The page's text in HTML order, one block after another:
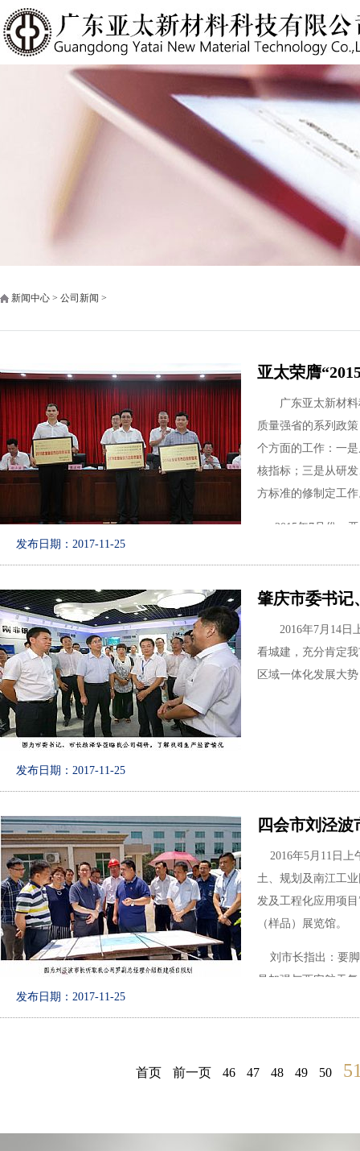
新闻中心 > 公司新闻 >
亚太荣膺
广东亚太新材料
质量强省的系列政
个方面的工作：一
核指标；三是从研
方标准的修制定工
2015年7月份，亚
设总体情况、质量
2015年11月26日，
越绩效管理建设方
今后，我公司将树
进和提高产品、工
发布日期：2017-11-25
肇庆市委书记
2016年7月14日上
看城建，充分肯定
区域一体化发展大
与我公司朱增余总
发布日期：2017-11-25
四会市刘泾
2016年5月11日上
土、规划及南江工
发及工程化应用项
（样品）展览馆。
刘市长指出：要脚
是加强与西安航天
发布日期：2017-11-25
首页 前一页 46 47 48 49 50